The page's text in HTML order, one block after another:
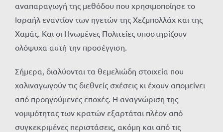
αναπαραγωγή της μεθόδου που χρησιμοποίησε το
Ισραήλ εναντίον των ηγετών της Χεζμπολλάχ και της
Χαμάς. Και οι Ηνωμένες Πολιτείες υποστηρίζουν
ολόψυχα αυτή την προσέγγιση.
Σήμερα, διαλύονται τα θεμελιώδη στοιχεία που
χαλιναγωγούν τις διεθνείς σχέσεις κι έχουν απομείνει
από προηγούμενες εποχές. Η αναγνώριση της
νομιμότητας των κρατών εξαρτάται πλέον από
συγκεκριμένες περιστάσεις, ακόμη και από τις